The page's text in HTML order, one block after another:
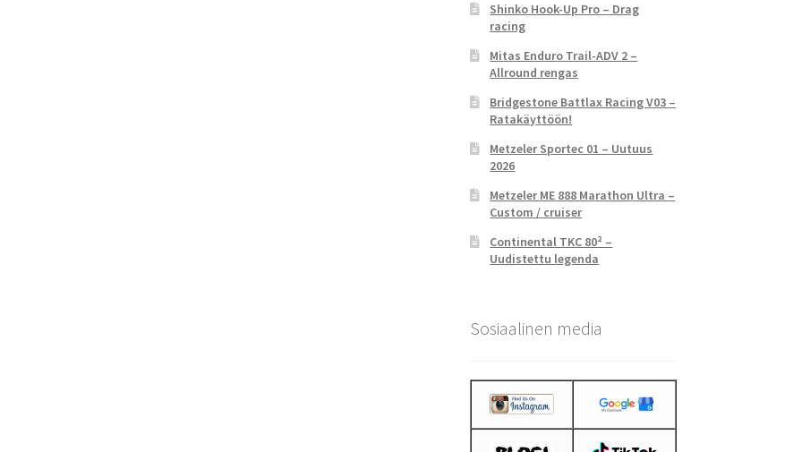
Shinko Hook-Up Pro – Drag
racing
Mitas Enduro Trail-ADV 2 –
Allround rengas
Bridgestone Battlax Racing V03 –
Ratakäyttöön!
Metzeler Sportec 01 – Uutuus
2026
Metzeler ME 888 Marathon Ultra –
Custom / cruiser
Continental TKC 80² –
Uudistettu legenda
Sosiaalinen media